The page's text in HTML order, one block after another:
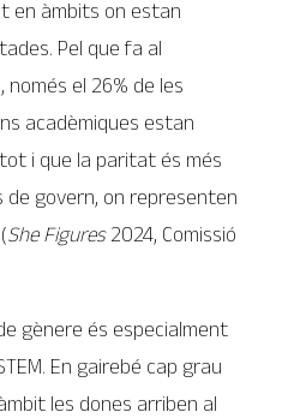
en àmbits on estan
Pel que fa al
el 26% de les
acadèmiques estan
i que la paritat és més
de govern, on representen
She Figures2024, Comissió
gènere és especialment
En gairebé cap grau
les dones arriben al